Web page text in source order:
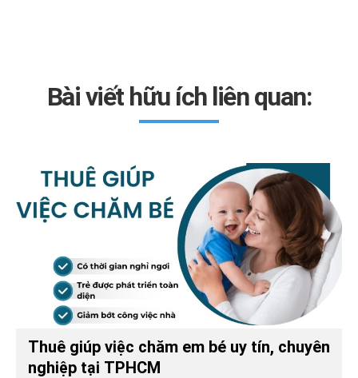
Bài viết hữu ích liên quan:
Thuê giúp việc chăm em bé uy tín, chuyên
nghiệp tại TPHCM